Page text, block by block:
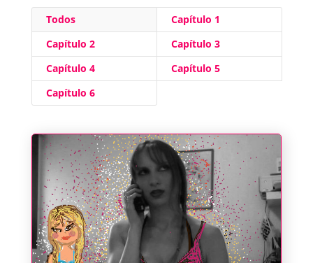
Todos
Capítulo 1
Capítulo 2
Capítulo 3
Capítulo 4
Capítulo 5
Capítulo 6